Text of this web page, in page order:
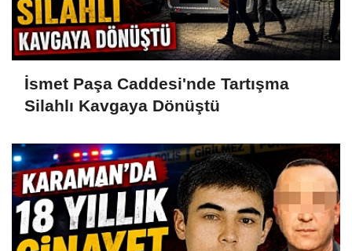
İsmet Paşa Caddesi'nde Tartışma
Silahlı Kavgaya Dönüştü